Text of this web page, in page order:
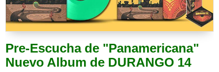
Pre-Escucha de "Panamericana"
Nuevo Album de DURANGO 14